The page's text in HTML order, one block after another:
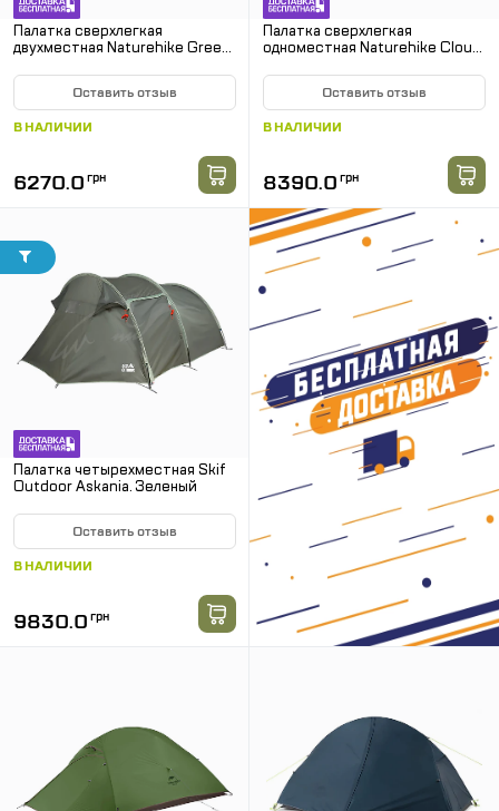
Палатка сверхлегкая
двухместная Naturehike Greek
Бежевый
Оставить отзыв
В НАЛИЧИИ
6270.0 грн
Палатка сверхлегкая
одноместная Naturehike Cloud
CNK2350WS020. Песочный
Оставить отзыв
В НАЛИЧИИ
8390.0 грн
Палатка четырехместная Skif
Outdoor Askania. Зеленый
Оставить отзыв
В НАЛИЧИИ
9830.0 грн